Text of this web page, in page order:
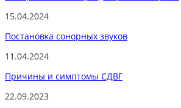
15.04.2024
Постановка сонорных звуков
11.04.2024
Причины и симптомы СДВГ
22.09.2023